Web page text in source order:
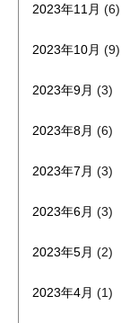
2023年11月 (6)
2023年10月 (9)
2023年9月 (3)
2023年8月 (6)
2023年7月 (3)
2023年6月 (3)
2023年5月 (2)
2023年4月 (1)